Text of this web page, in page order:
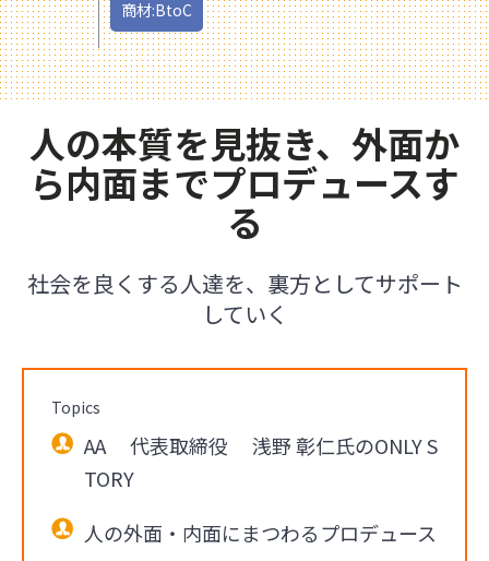
商材:BtoC
人の本質を見抜き、外面か
ら内面までプロデュースす
る
社会を良くする人達を、裏方としてサポート
していく
Topics
AA 代表取締役 浅野 彰仁氏のONLY S
TORY
人の外面・内面にまつわるプロデュース